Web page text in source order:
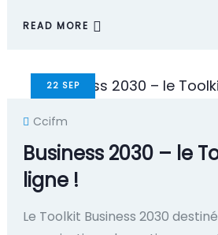
READ MORE
22 SEP
Ccifm
Business 2030 – le
ligne !
Le Toolkit Business 2030